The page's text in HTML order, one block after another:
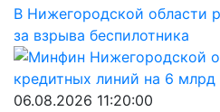
В Нижегородской области
за взрыва беспилотника
06.08.2026 11:20:00